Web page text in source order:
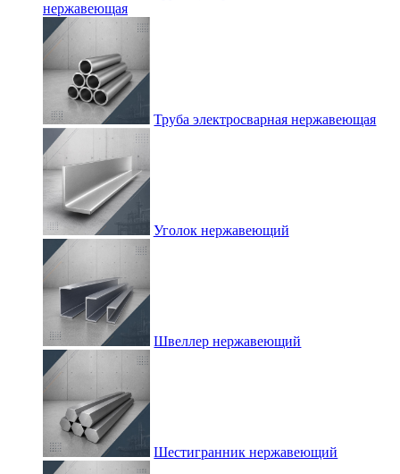
нержавеющая
Труба электросварная нержавеющая
Уголок нержавеющий
Швеллер нержавеющий
Шестигранник нержавеющий